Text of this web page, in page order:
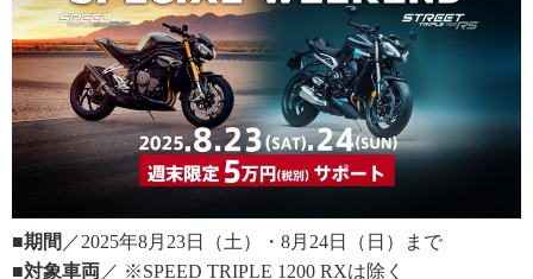
■期間 ／2025年8月23日（土）・8月24日（日）まで
■対象車両 ／ ※SPEED TRIPLE 1200 RXは除く